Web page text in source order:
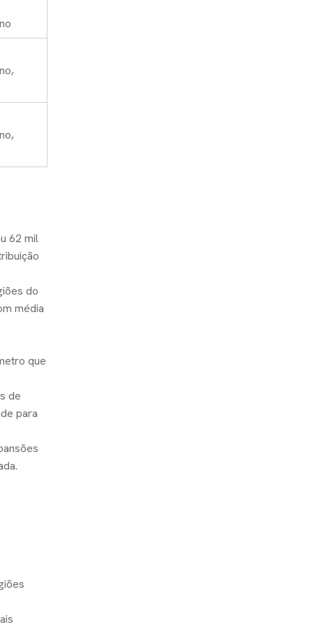
62 mil
do
média
que
de
para